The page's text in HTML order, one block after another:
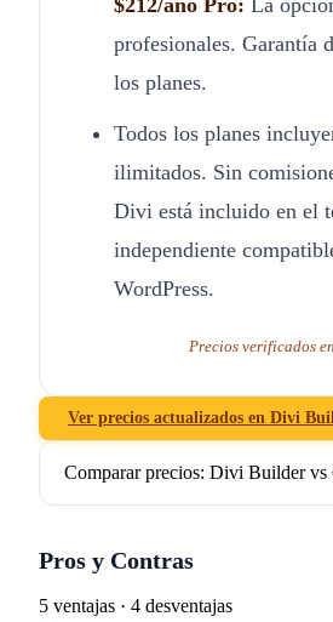
profesionales. Garantía
los planes.
Todos los planes
ilimitados. Sin
Divi está incluido en el
independiente
WordPress.
Precios verificados
Ver precios actualizados en Divi
Comparar precios: Divi Builder vs
Pros y Contras
5 ventajas · 4 desventajas